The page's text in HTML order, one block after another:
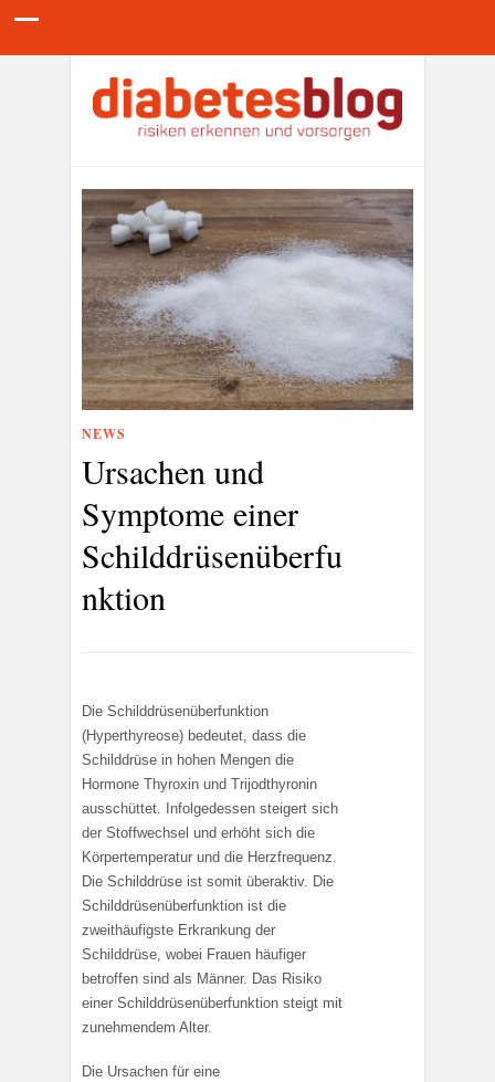
NEWS
Ursachen und
Symptome einer
Schilddrüsenüberfu
nktion
Die Schilddrüsenüberfunktion
(Hyperthyreose) bedeutet, dass die
Schilddrüse in hohen Mengen die
Hormone Thyroxin und Trijodthyronin
ausschüttet. Infolgedessen steigert sich
der Stoffwechsel und erhöht sich die
Körpertemperatur und die Herzfrequenz.
Die Schilddrüse ist somit überaktiv. Die
Schilddrüsenüberfunktion ist die
zweithäufigste Erkrankung der
Schilddrüse, wobei Frauen häufiger
betroffen sind als Männer. Das Risiko
einer Schilddrüsenüberfunktion steigt mit
zunehmendem Alter.
Die Ursachen für eine